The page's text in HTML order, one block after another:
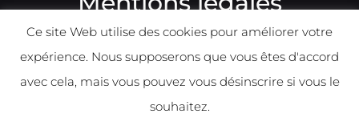
Ce site Web utilise des cookies pour améliorer votre
expérience. Nous supposerons que vous êtes d'accord
avec cela, mais vous pouvez vous désinscrire si vous le
souhaitez.